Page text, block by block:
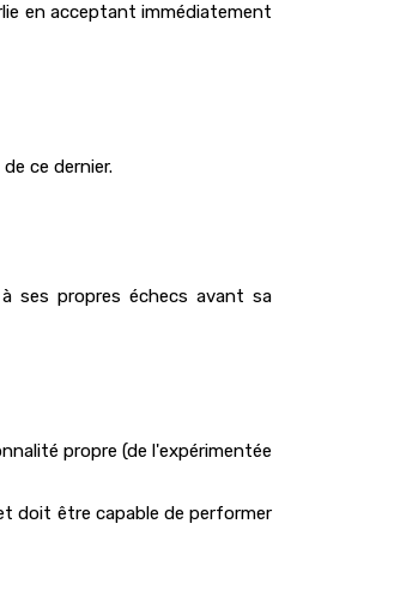
en acceptant immédiatement
ce dernier.
ses propres échecs avant sa
propre (de l'expérimentée
doit être capable de performer